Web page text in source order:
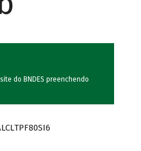
do BNDES preenchendo